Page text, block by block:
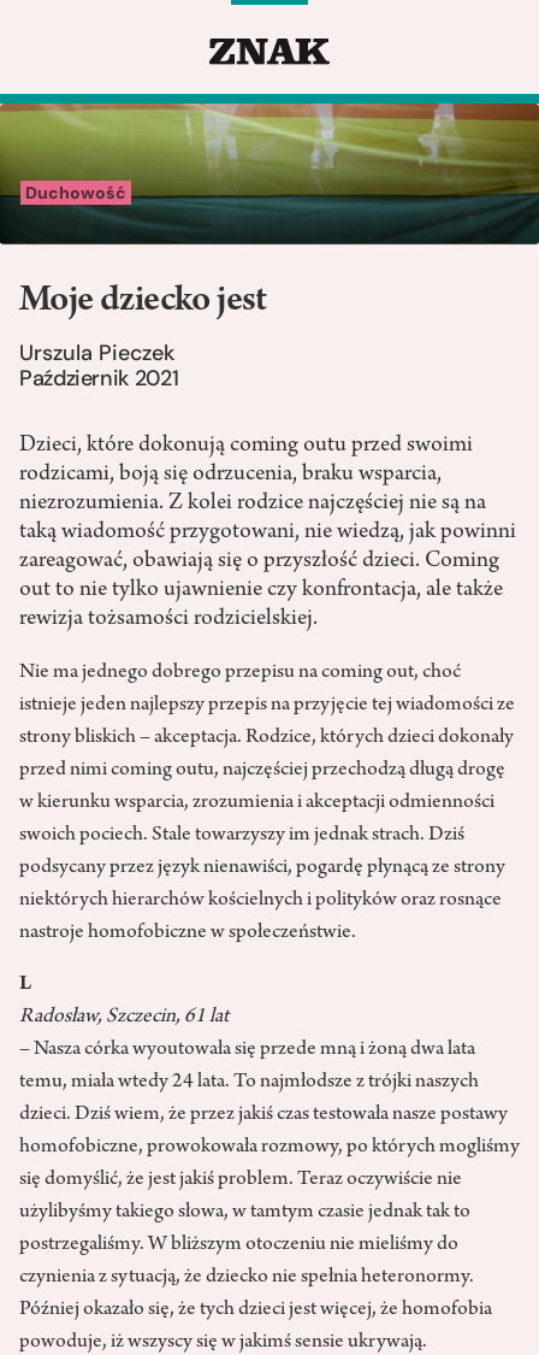
Duchowość
Moje dziecko jest
Urszula Pieczek
Październik 2021
Dzieci, które dokonują coming outu przed swoimi
rodzicami, boją się odrzucenia, braku wsparcia,
niezrozumienia. Z kolei rodzice najczęściej nie są na
taką wiadomość przygotowani, nie wiedzą, jak powinni
zareagować, obawiają się o przyszłość dzieci. Coming
out to nie tylko ujawnienie czy konfrontacja, ale także
rewizja tożsamości rodzicielskiej.
Nie ma jednego dobrego przepisu na coming out, choć
istnieje jeden najlepszy przepis na przyjęcie tej wiadomości ze
strony bliskich – akceptacja. Rodzice, których dzieci dokonały
przed nimi coming outu, najczęściej przechodzą długą drogę
w kierunku wsparcia, zrozumienia i akceptacji odmienności
swoich pociech. Stale towarzyszy im jednak strach. Dziś
podsycany przez język nienawiści, pogardę płynącą ze strony
niektórych hierarchów kościelnych i polityków oraz rosnące
nastroje homofobiczne w społeczeństwie.
L
Radosław, Szczecin, 61 lat
– Nasza córka wyoutowała się przede mną i żoną dwa lata
temu, miała wtedy 24 lata. To najmłodsze z trójki naszych
dzieci. Dziś wiem, że przez jakiś czas testowała nasze postawy
homofobiczne, prowokowała rozmowy, po których mogliśmy
się domyślić, że jest jakiś problem. Teraz oczywiście nie
użylibyśmy takiego słowa, w tamtym czasie jednak tak to
postrzegaliśmy. W bliższym otoczeniu nie mieliśmy do
czynienia z sytuacją, że dziecko nie spełnia heteronormy.
Później okazało się, że tych dzieci jest więcej, że homofobia
powoduje, iż wszyscy się w jakimś sensie ukrywają.